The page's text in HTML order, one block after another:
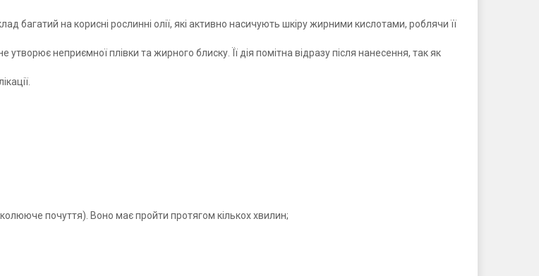
багатий на корисні рослинні олії, які активно насичують шкіру жирними кислотами, роблячи її
неприємної плівки та жирного блиску. Її дія помітна відразу після нанесення, так як
почуття). Воно має пройти протягом кількох хвилин;